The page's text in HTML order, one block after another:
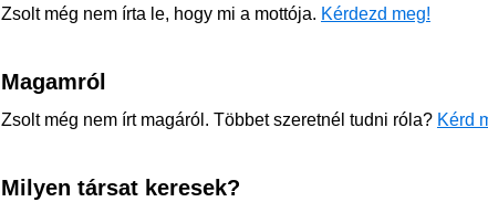
Zsolt még nem írta le, hogy mi a mottója. Kérdezd meg!
Magamról
Zsolt még nem írt magáról. Többet szeretnél tudni róla? Kérd
Milyen társat keresek?